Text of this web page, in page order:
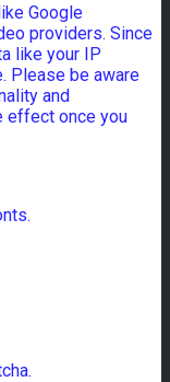
Google
providers. Since
like your IP
Please be aware
and
effect once you